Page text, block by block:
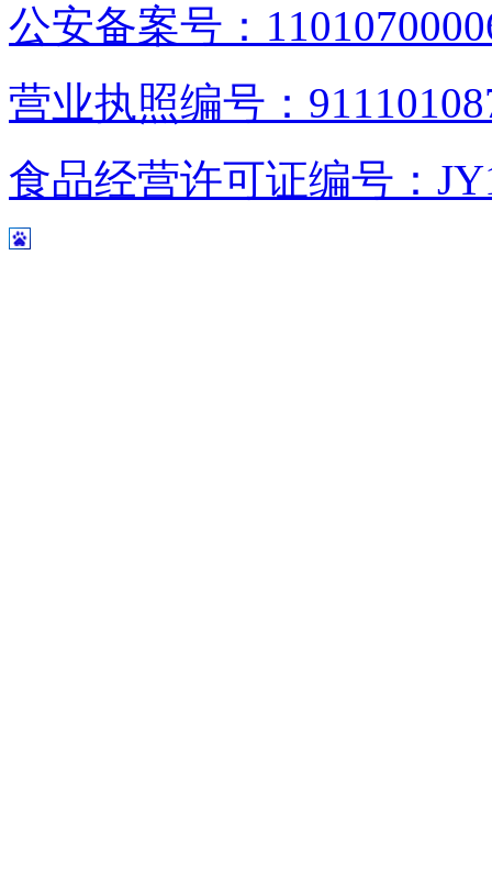
公安备案号：
营业执照编号：
食品经营许可证编号：